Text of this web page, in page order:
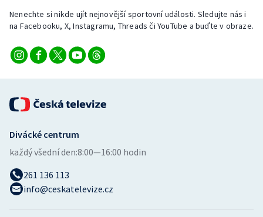
Nenechte si nikde ujít nejnovější sportovní události. Sledujte nás i
na Facebooku, X, Instagramu, Threads či YouTube a buďte v obraze.
Divácké centrum
každý všední den:8:00—16:00 hodin
261 136 113
info@ceskatelevize.cz